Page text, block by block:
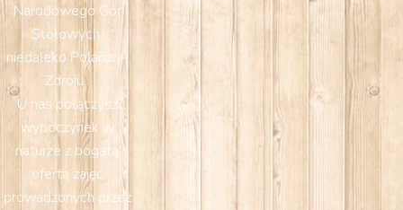
Narodowego Gór
Stołowych,
niedaleko Polanicy-
Zdroju.
U nas połączysz
wypoczynek w
naturze z bogatą
ofertą zajęć
prowadzonych przez